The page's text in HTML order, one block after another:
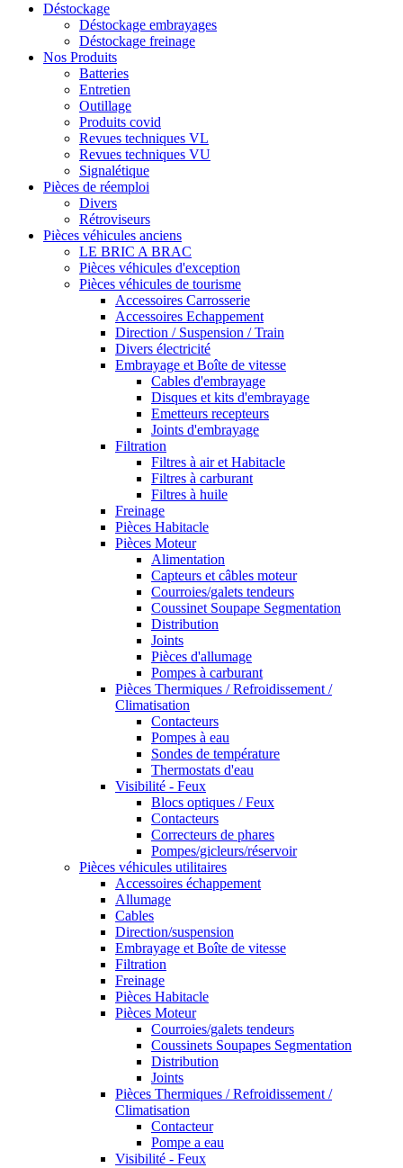
Déstockage
Déstockage embrayages
Déstockage freinage
Nos Produits
Batteries
Entretien
Outillage
Produits covid
Revues techniques VL
Revues techniques VU
Signalétique
Pièces de réemploi
Divers
Rétroviseurs
Pièces véhicules anciens
LE BRIC A BRAC
Pièces véhicules d'exception
Pièces véhicules de tourisme
Accessoires Carrosserie
Accessoires Echappement
Direction / Suspension / Train
Divers électricité
Embrayage et Boîte de vitesse
Cables d'embrayage
Disques et kits d'embrayage
Emetteurs recepteurs
Joints d'embrayage
Filtration
Filtres à air et Habitacle
Filtres à carburant
Filtres à huile
Freinage
Pièces Habitacle
Pièces Moteur
Alimentation
Capteurs et câbles moteur
Courroies/galets tendeurs
Coussinet Soupape Segmentation
Distribution
Joints
Pièces d'allumage
Pompes à carburant
Pièces Thermiques / Refroidissement /
Climatisation
Contacteurs
Pompes à eau
Sondes de température
Thermostats d'eau
Visibilité - Feux
Blocs optiques / Feux
Contacteurs
Correcteurs de phares
Pompes/gicleurs/réservoir
Pièces véhicules utilitaires
Accessoires échappement
Allumage
Cables
Direction/suspension
Embrayage et Boîte de vitesse
Filtration
Freinage
Pièces Habitacle
Pièces Moteur
Courroies/galets tendeurs
Coussinets Soupapes Segmentation
Distribution
Joints
Pièces Thermiques / Refroidissement /
Climatisation
Contacteur
Pompe a eau
Visibilité - Feux